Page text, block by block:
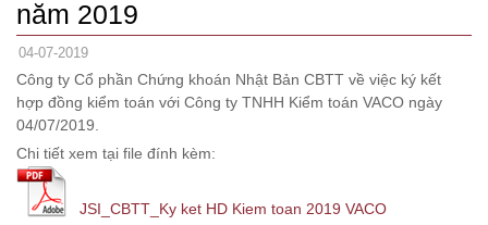
năm 2019
04-07-2019
Công ty Cổ phần Chứng khoán Nhật Bản CBTT về việc ký kết
hợp đồng kiểm toán với Công ty TNHH Kiểm toán VACO ngày
04/07/2019.
Chi tiết xem tại file đính kèm:
JSI_CBTT_Ky ket HD Kiem toan 2019 VACO